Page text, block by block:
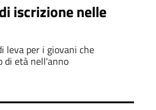
iscrizione nelle
leva per i giovani che
di età nell'anno